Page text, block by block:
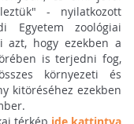
- nyilatkozott
Egyetem zoológiai
azt, hogy ezekben a
is terjedni fog,
környezeti és
kitöréséhez ezekben